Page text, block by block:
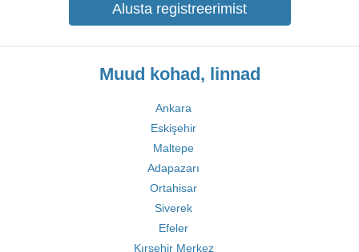
Alusta registreerimist
Muud kohad, linnad
Ankara
Eskişehir
Maltepe
Adapazarı
Ortahisar
Siverek
Efeler
Kırşehir Merkez